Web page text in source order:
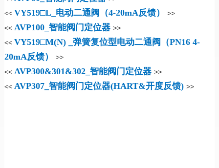
<< VY519□L_电动二通阀（4-20mA反馈）
>>
<< AVP100_智能阀门定位器 >>
<< VY519□M(N) _弹簧复位型电动二通阀（PN16 4-
20mA反馈）
>>
<< AVP300&301&302_智能阀门定位器 >>
<< AVP307_智能阀门定位器(HART&开度反馈) >>